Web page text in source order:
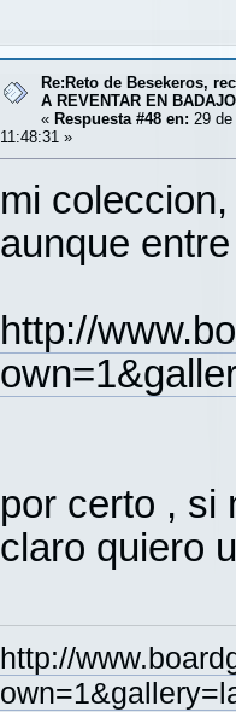
Re:Reto de Besekeros,
A REVENTAR EN
« Respuesta #48 en: 29 de
11:48:31 »
mi
aunque
http://
por certo , si
claro quiero
http://